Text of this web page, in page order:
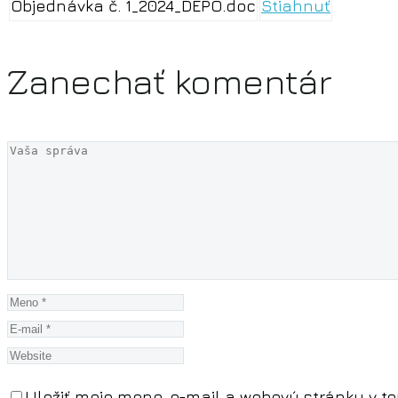
Objednávka č. 1_2024_DEPO.doc Stiahnuť
Zanechať komentár